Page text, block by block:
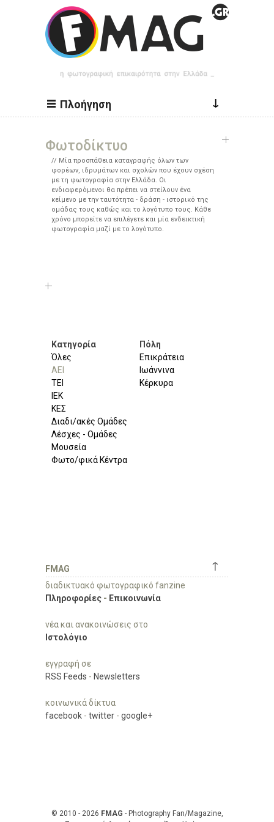
Παράκαμψη προς το κυρίως περιεχόμενο
Πλοήγηση ↓
Φωτοδίκτυο
Μία προσπάθεια καταγραφής όλων των
φορέων, ιδρυμάτων και σχολών που έχουν σχέση
με τη φωτογραφία στην Ελλάδα. Οι
ενδιαφερόμενοι θα πρέπει να στείλουν ένα
κείμενο με την ταυτότητα - δράση - ιστορικό της
ομάδας τους καθώς και το λογότυπο τους. Κάθε
χρόνο μπορείτε να επιλέγετε και μία ενδεικτική
φωτογραφία μαζί με το λογότυπο.
Κατηγορία
Όλες
ΑΕΙ
ΤΕΙ
ΙΕΚ
ΚΕΣ
Διαδι/ακές Ομάδες
Λέσχες - Ομάδες
Μουσεία
Φωτο/φικά Κέντρα
Πόλη
Επικράτεια
Ιωάννινα
Κέρκυρα
↑
FMAG
διαδικτυακό φωτογραφικό fanzine
Πληροφορίες - Επικοινωνία
νέα και ανακοινώσεις στο
Ιστολόγιο
εγγραφή σε
RSS Feeds - Newsletters
κοινωνικά δίκτυα
facebook - twitter - google+
© 2010 - 2026 FMAG - Photography Fan/Magazine,